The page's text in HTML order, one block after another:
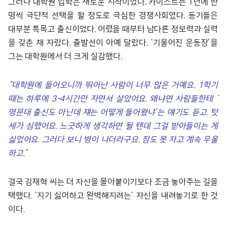
명씩 극단적 선택을 할 정도로 극심한 경쟁사회였다. 동기들은
대부분 특목고 출신이었다. 어렸을 때부터 남다른 정보력과 실력
을 갖춘 채 자랐다. 출발선이 아예 달랐다. ‘기울어진 운동장’을
그는 대학원에서 더 크게 실감했다.
“대학원에 들어오니까 뛰어난 사람이 너무 많은 거예요. 1학기
때는 하루에 3~4시간만 자면서 살았어요. 왜냐면 사람들한테 ‘
명문대 출신도 아닌데 쟤는 어떻게 들어왔냐’는 얘기도 듣고. 텃
세가 심했어요.느긋하게 생각하면 될 텐데 그걸 받아들이는 게
싫었어요. 그러다 보니 병이 나더라구요. 잠도 못 자고 계속 우울
하고.”
결국 김재혁 씨는 더 자신을 몰아붙이기보다 조금 놓아주는 길을
택했다. ‘지기 싫어하고 완벽해지려는’ 자신을 내려놓기로 한 것
이다.